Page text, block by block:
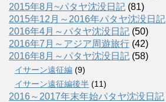
2015年8月~パタヤ沈没日記 (81)
2015年12月～2016年パタヤ沈没日記
2016年4月～パタヤ沈没日記 (50)
2016年7月～アジア周遊旅行 (42)
2016年8月～パタヤ沈没日記 (58)
イサーン遠征編 (9)
イサーン遠征編後半 (11)
2016～2017年末年始パタヤ沈没日記